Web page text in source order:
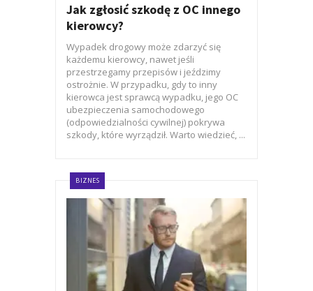
Jak zgłosić szkodę z OC innego
kierowcy?
Wypadek drogowy może zdarzyć się
każdemu kierowcy, nawet jeśli
przestrzegamy przepisów i jeździmy
ostrożnie. W przypadku, gdy to inny
kierowca jest sprawcą wypadku, jego OC
ubezpieczenia samochodowego
(odpowiedzialności cywilnej) pokrywa
szkody, które wyrządził. Warto wiedzieć, ...
BIZNES